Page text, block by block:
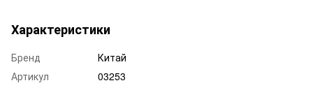
Характеристики
Бренд
Китай
Артикул
03253